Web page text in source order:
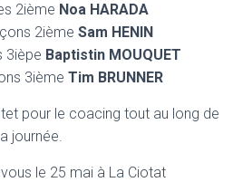
2ième Noa HARADA
2ième Sam HENIN
3ièpe Baptistin MOUQUET
3ième Tim BRUNNER
pour le coacing tout au long de
journée.
le 25 mai à La Ciotat